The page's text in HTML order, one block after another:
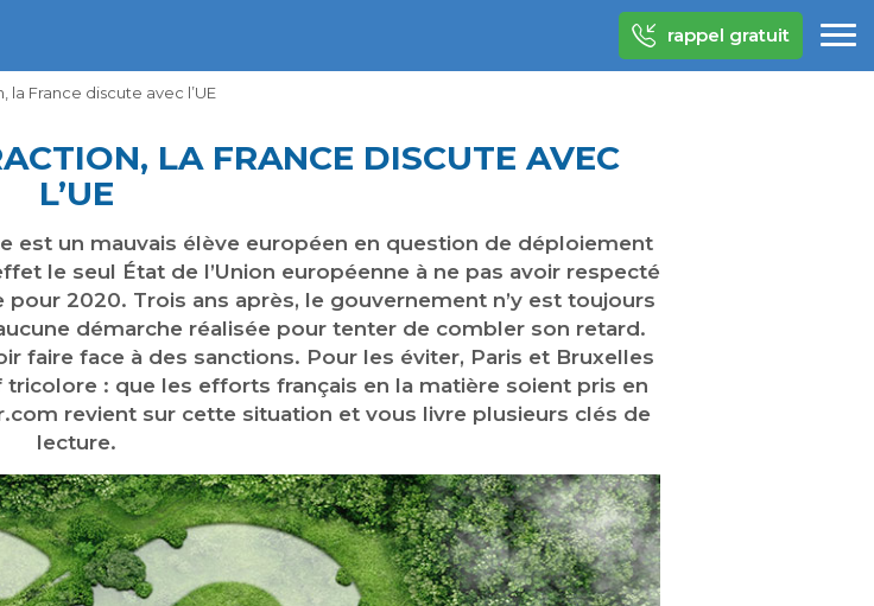
rappel gratuit
la France discute avec l’UE
LA FRANCE DISCUTE AVEC
L’UE
est un mauvais élève européen en question de déploiement
le seul État de l’Union européenne à ne pas avoir respecté
2020. Trois ans après, le gouvernement n’y est toujours
démarche réalisée pour tenter de combler son retard.
faire face à des sanctions. Pour les éviter, Paris et Bruxelles
: que les efforts français en la matière soient pris en
revient sur cette situation et vous livre plusieurs clés de
lecture.